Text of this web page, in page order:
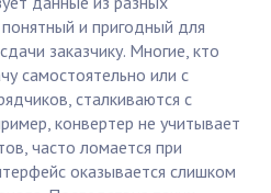
и пригодный для
заказчику. Многие, кто
самостоятельно или с
сталкиваются с
конвертер не учитывает
часто ломается при
оказывается слишком